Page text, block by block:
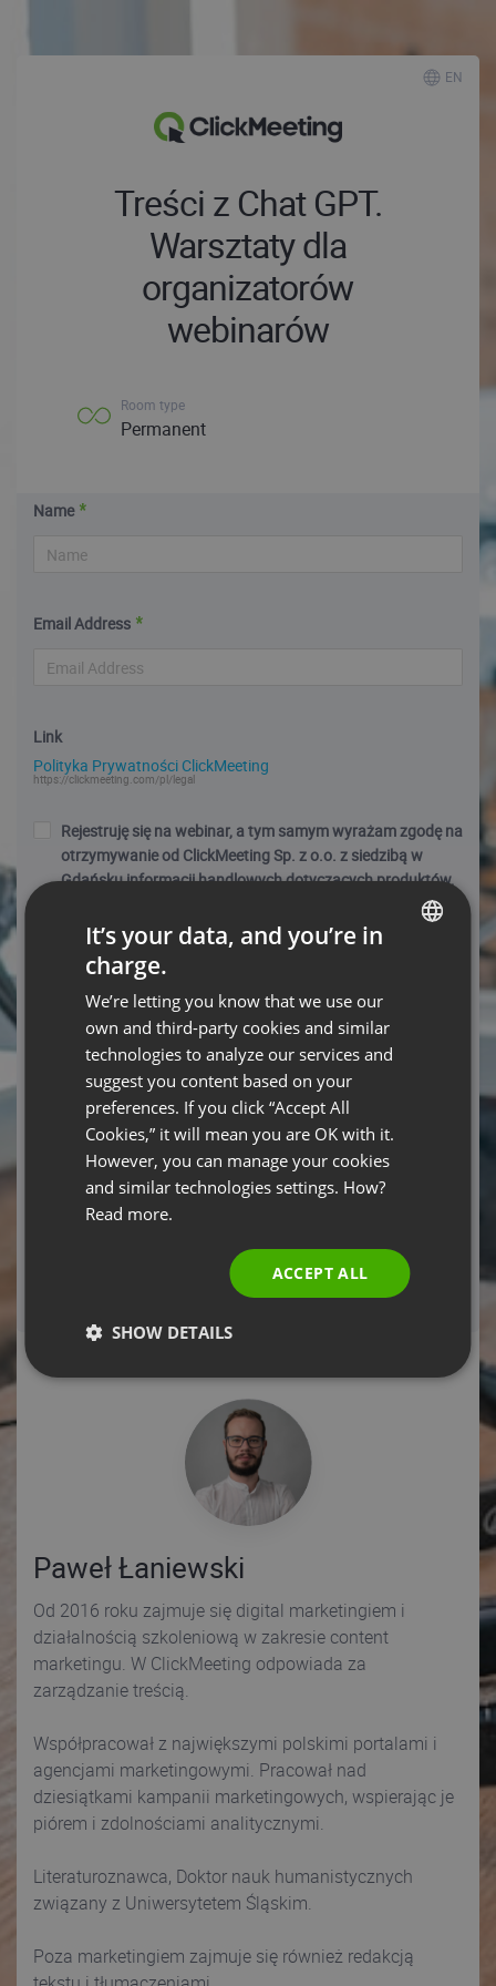
EN
Treści z Chat GPT.
Warsztaty dla
organizatorów
webinarów
Room type
Permanent
Name
Email Address
Link
Polityka Prywatności ClickMeeting
https://clickmeeting.com/pl/legal
Rejestruję się na webinar, a tym samym wyrażam zgodę na
otrzymywanie od ClickMeeting Sp. z o.o. z siedzibą w
Gdańsku informacji handlowych dotyczących produktów,
usług, promocji, ofert specjalnych, nowości i wydarzeń za
pośrednictwem wiadomości e-mail na podany przeze mnie
w adres. Moje dane będą przetwarzane zgodnie z Polityką
Prywatności. Wiem, że mogę ww. zgodę w każdej chwili
wycofać. Podanie danych osobowych i zaznaczenie
checkboxa jest warunkiem wykonania umowy o udział w
webinarium przez ClickMeeting Sp. z o.o. (jest dobrowolne,
ale niezbędne do wzięcia udziału w webinarium).
REGISTER NOW
If you have already registered and can't locate
your registration confirmation email,
Paweł Łaniewski
Od 2016 roku zajmuje się digital marketingiem i
działalnością szkoleniową w zakresie content
marketingu. W ClickMeeting odpowiada za
zarządzanie treścią.
Współpracował z największymi polskimi portalami i
agencjami marketingowymi. Pracował nad
dziesiątkami kampanii marketingowych, wspierając je
piórem i zdolnościami analitycznymi.
Literaturoznawca, Doktor nauk humanistycznych
związany z Uniwersytetem Śląskim.
Poza marketingiem zajmuje się również redakcją
FRENCH
POLISH
RUSSIAN
SPANISH
PORTUGUESE
It’s your data, and you’re in
charge.
We’re letting you know that we use our
own and third-party cookies and similar
technologies to analyze our services and
suggest you content based on your
preferences. If you click “Accept All
Cookies,” it will mean you are OK with it.
However, you can manage your cookies
and similar technologies settings. How?
Read more.
ACCEPT ALL
SHOW DETAILS